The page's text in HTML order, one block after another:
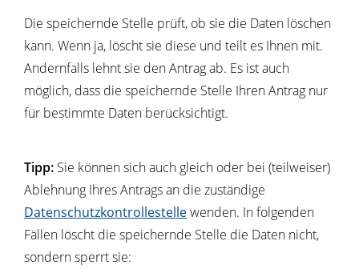
Die speichernde Stelle prüft, ob sie die Daten löschen
kann. Wenn ja, löscht sie diese und teilt es Ihnen mit.
Andernfalls lehnt sie den Antrag ab. Es ist auch
möglich, dass die speichernde Stelle Ihren Antrag nur
für bestimmte Daten berücksichtigt.
Tipp: Sie können sich auch gleich oder bei (teilweiser)
Ablehnung Ihres Antrags an die zuständige
Datenschutzkontrollestellewenden. In folgenden
Fällen löscht die speichernde Stelle die Daten nicht,
sondern sperrt sie: